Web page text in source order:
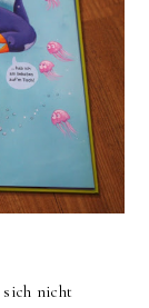
sich nicht